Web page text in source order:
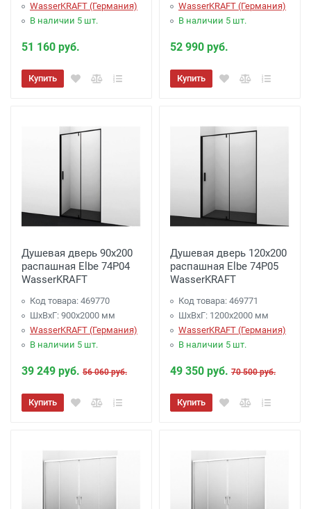
WasserKRAFT (Германия)
В наличии 5 шт.
51 160 руб.
Купить
WasserKRAFT (Германия)
В наличии 5 шт.
52 990 руб.
Купить
Душевая дверь 90х200
распашная Elbe 74P04
WasserKRAFT
Код товара: 469770
ШхВхГ: 900х2000 мм
WasserKRAFT (Германия)
В наличии 5 шт.
39 249 руб. 56 060 руб.
Купить
Душевая дверь 120х200
распашная Elbe 74P05
WasserKRAFT
Код товара: 469771
ШхВхГ: 1200х2000 мм
WasserKRAFT (Германия)
В наличии 5 шт.
49 350 руб. 70 500 руб.
Купить